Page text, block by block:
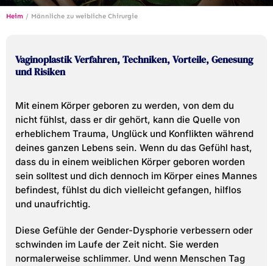
Heim / Männliche zu weibliche Chirurgie
Vaginoplastik Verfahren, Techniken, Vorteile, Genesung
und Risiken
Mit einem Körper geboren zu werden, von dem du
nicht fühlst, dass er dir gehört, kann die Quelle von
erheblichem Trauma, Unglück und Konflikten während
deines ganzen Lebens sein. Wenn du das Gefühl hast,
dass du in einem weiblichen Körper geboren worden
sein solltest und dich dennoch im Körper eines Mannes
befindest, fühlst du dich vielleicht gefangen, hilflos
und unaufrichtig.
Diese Gefühle der Gender-Dysphorie verbessern oder
schwinden im Laufe der Zeit nicht. Sie werden
normalerweise schlimmer. Und wenn Menschen Tag